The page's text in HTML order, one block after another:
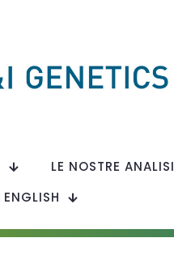
LE NOSTRE ANALISI
ENGLISH